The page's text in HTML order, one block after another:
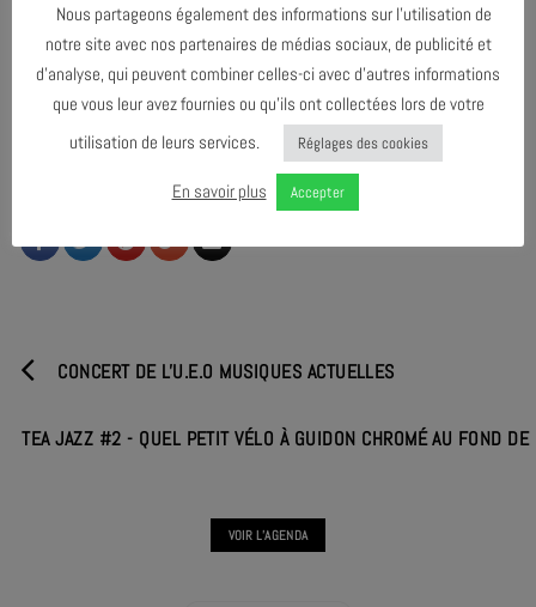
Sophie Agnel :piano
PARTAGER & COMMENTER
CONCERT DE L'U.E.O MUSIQUES ACTUELLES
TEA JAZZ #2 - QUEL PETIT VÉLO À GUIDON CHROMÉ AU FOND DE
VOIR L'AGENDA
Nous partageons également des informations sur l’utilisation de
notre site avec nos partenaires de médias sociaux, de publicité et
d’analyse, qui peuvent combiner celles-ci avec d’autres informations
que vous leur avez fournies ou qu’ils ont collectées lors de votre
utilisation de leurs services.
Réglages des cookies
En savoir plus Accepter